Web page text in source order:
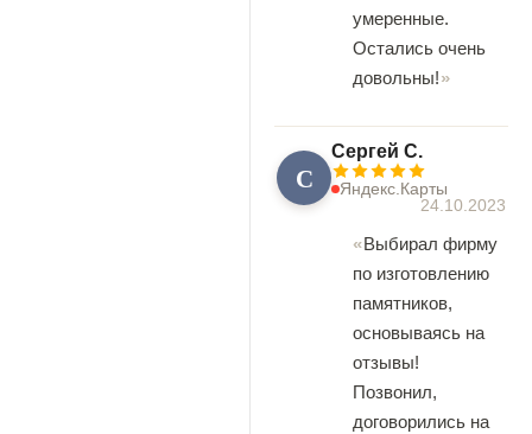
умеренные.
Остались очень
довольны!
С
Сергей С.
Яндекс.Карты
24.10.2023
Выбирал фирму
по изготовлению
памятников,
основываясь на
отзывы!
Позвонил,
договорились на